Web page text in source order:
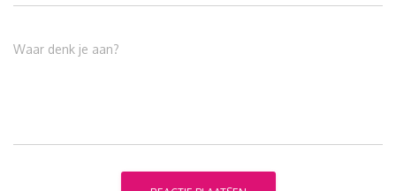
Waar denk je aan?